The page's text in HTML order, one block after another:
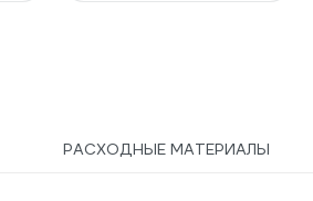
РАСХОДНЫЕ МАТЕРИАЛЫ